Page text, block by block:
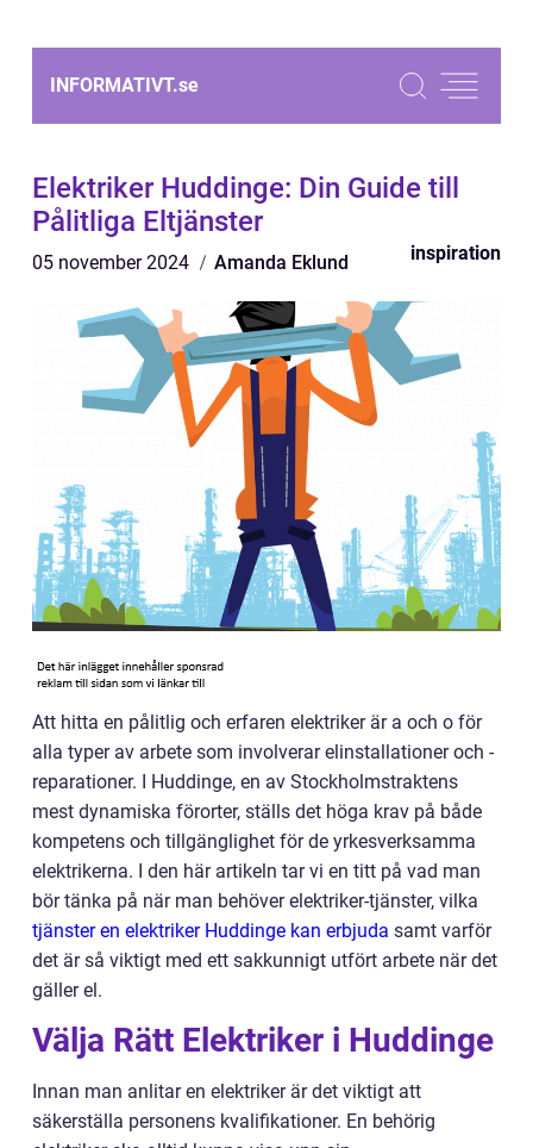
INFORMATIVT.se
Elektriker Huddinge: Din Guide till
Pålitliga Eltjänster
05 november 2024 Amanda Eklund inspiration
Att hitta en pålitlig och erfaren elektriker är a och o för
alla typer av arbete som involverar elinstallationer och -
reparationer. I Huddinge, en av Stockholmstraktens
mest dynamiska förorter, ställs det höga krav på både
kompetens och tillgänglighet för de yrkesverksamma
elektrikerna. I den här artikeln tar vi en titt på vad man
bör tänka på när man behöver elektriker-tjänster, vilka
tjänster en elektriker Huddinge kan erbjuda samt varför
det är så viktigt med ett sakkunnigt utfört arbete när det
gäller el.
Välja Rätt Elektriker i Huddinge
Innan man anlitar en elektriker är det viktigt att
säkerställa personens kvalifikationer. En behörig